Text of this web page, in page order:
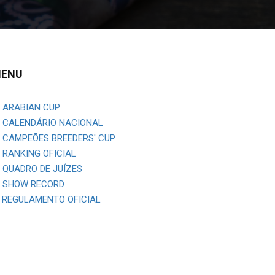
ARABIAN CUP
CALENDÁRIO NACIONAL
CAMPEÕES BREEDERS' CUP
RANKING OFICIAL
QUADRO DE JUÍZES
SHOW RECORD
REGULAMENTO OFICIAL